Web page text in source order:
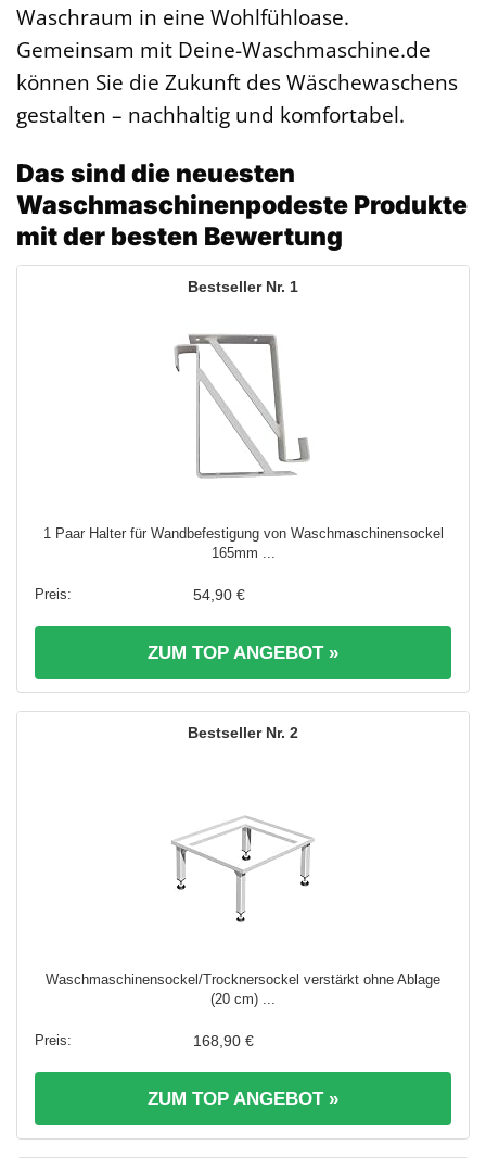
Waschraum in eine Wohlfühloase.
Gemeinsam mit Deine-Waschmaschine.de
können Sie die Zukunft des Wäschewaschens
gestalten – nachhaltig und komfortabel.
Das sind die neuesten
Waschmaschinenpodeste Produkte
mit der besten Bewertung
1
1 Paar Halter für Wandbefestigung von Waschmaschinensockel
165mm ...
54,90 €
ZUM TOP ANGEBOT »
2
Waschmaschinensockel/Trocknersockel verstärkt ohne Ablage
(20 cm) ...
168,90 €
ZUM TOP ANGEBOT »